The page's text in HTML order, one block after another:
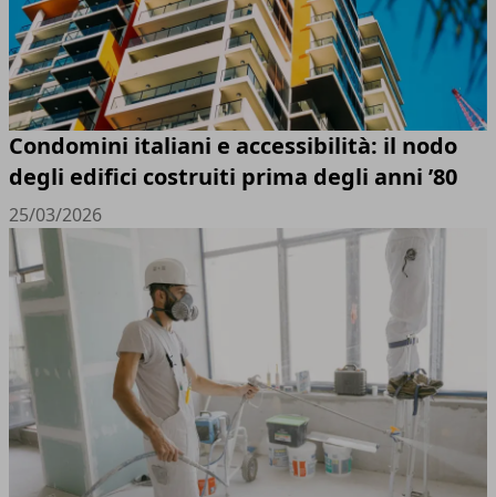
Condomini italiani e accessibilità: il nodo
degli edifici costruiti prima degli anni ’80
25/03/2026